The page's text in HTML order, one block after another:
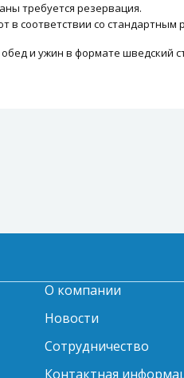
требуется резервация.
в соответствии со стандартным
и ужин в формате шведский
О компании
Новости
Сотрудничество
Контактная